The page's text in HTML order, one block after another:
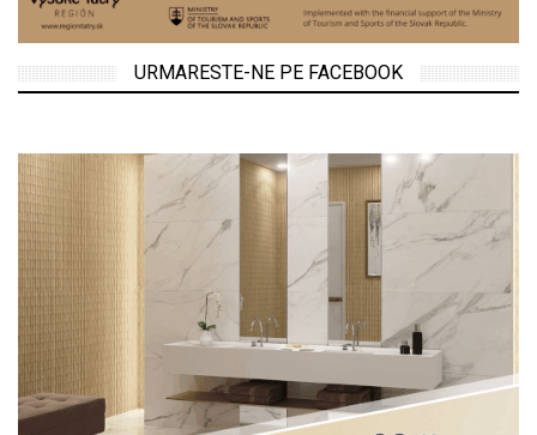
URMARESTE-NE PE FACEBOOK